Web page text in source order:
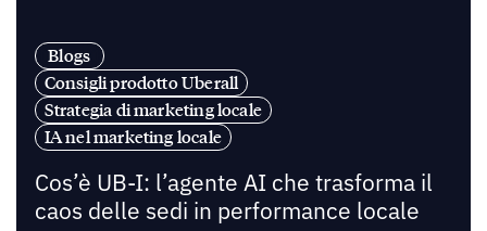
Blogs
Consigli prodotto Uberall
Strategia di marketing locale
IA nel marketing locale
Cos’è UB-I: l’agente AI che trasforma il
caos delle sedi in performance locale